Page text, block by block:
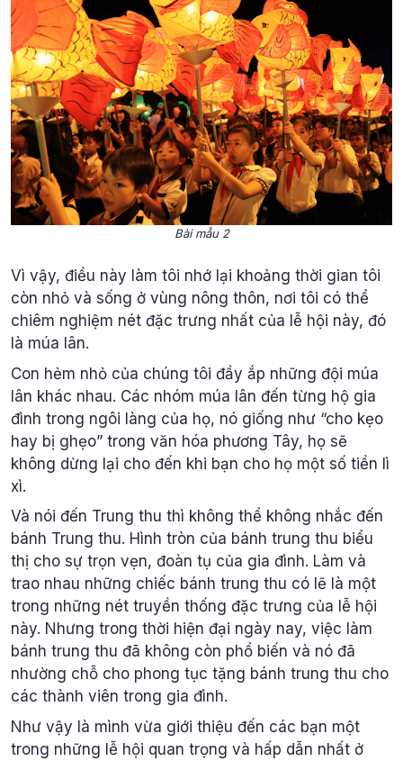
Bài mẫu 2
Vì vậy, điều này làm tôi nhớ lại khoảng thời gian tôi
còn nhỏ và sống ở vùng nông thôn, nơi tôi có thể
chiêm nghiệm nét đặc trưng nhất của lễ hội này, đó
là múa lân.
Con hẻm nhỏ của chúng tôi đầy ắp những đội múa
lân khác nhau. Các nhóm múa lân đến từng hộ gia
đình trong ngôi làng của họ, nó giống như “cho kẹo
hay bị ghẹo” trong văn hóa phương Tây, họ sẽ
không dừng lại cho đến khi bạn cho họ một số tiền lì
xì.
Và nói đến Trung thu thì không thể không nhắc đến
bánh Trung thu. Hình tròn của bánh trung thu biểu
thị cho sự trọn vẹn, đoàn tụ của gia đình. Làm và
trao nhau những chiếc bánh trung thu có lẽ là một
trong những nét truyền thống đặc trưng của lễ hội
này. Nhưng trong thời hiện đại ngày nay, việc làm
bánh trung thu đã không còn phổ biến và nó đã
nhường chỗ cho phong tục tặng bánh trung thu cho
các thành viên trong gia đình.
Như vậy là mình vừa giới thiệu đến các bạn một
trong những lễ hội quan trọng và hấp dẫn nhất ở